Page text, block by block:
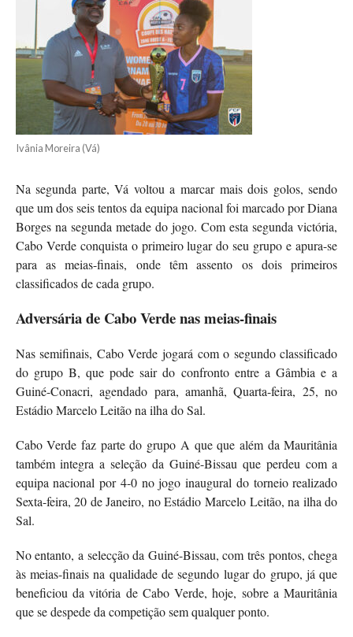
Ivânia Moreira (Vá)
Na segunda parte, Vá voltou a marcar mais dois golos, sendo
que um dos seis tentos da equipa nacional foi marcado por Diana
Borges na segunda metade do jogo. Com esta segunda victória,
Cabo Verde conquista o primeiro lugar do seu grupo e apura-se
para as meias-finais, onde têm assento os dois primeiros
classificados de cada grupo.
Adversária de Cabo Verde nas meias-finais
Nas semifinais, Cabo Verde jogará com o segundo classificado
do grupo B, que pode sair do confronto entre a Gâmbia e a
Guiné-Conacri, agendado para, amanhã, Quarta-feira, 25, no
Estádio Marcelo Leitão na ilha do Sal.
Cabo Verde faz parte do grupo A que que além da Mauritânia
também integra a seleção da Guiné-Bissau que perdeu com a
equipa nacional por 4-0 no jogo inaugural do torneio realizado
Sexta-feira, 20 de Janeiro, no Estádio Marcelo Leitão, na ilha do
Sal.
No entanto, a selecção da Guiné-Bissau, com três pontos, chega
às meias-finais na qualidade de segundo lugar do grupo, já que
beneficiou da vitória de Cabo Verde, hoje, sobre a Mauritânia
que se despede da competição sem qualquer ponto.